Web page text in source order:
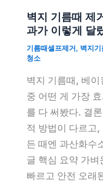
벽지 기름때 제
과가 이렇게 달
기름때셀프제거 , 벽지기
청소
벽지 기름때, 베이
중 어떤 게 가장
를 다 써봤다. 결
적 방법이 다르고
든 때엔 과산화수
글 핵심 요약 가
빠르고 안전 오래